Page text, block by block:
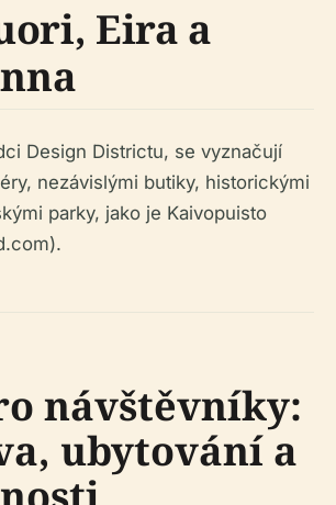
Eira a
Design Districtu, se vyznačují
nezávislými butiky, historickými
parky, jako je Kaivopuisto
návštěvníky:
ubytování a